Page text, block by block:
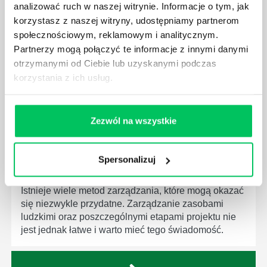
analizować ruch w naszej witrynie. Informacje o tym, jak
korzystasz z naszej witryny, udostępniamy partnerom
społecznościowym, reklamowym i analitycznym.
Partnerzy mogą połączyć te informacje z innymi danymi
otrzymanymi od Ciebie lub uzyskanymi podczas
korzystania z ich usług.
Zezwól na wszystkie
Spersonalizuj
JAK BRYGADZISTA MOŻE ROZWINĄĆ SWOJE
KOMPETENCJE MENEDŻERSKIE?
Menedżer to niezwykle ważne stanowisko w każdej
firmie. Osoba je pełniąca jest w pełni odpowiedzialna
za realizację działań podległych mu osób oraz
działu.
JAKĄ METODĘ ZARZĄDZANIA POWINIEN ZNAĆ
Istnieje wiele metod zarządzania, które mogą okazać
się niezwykle przydatne. Zarządzanie zasobami
ludzkimi oraz poszczególnymi etapami projektu nie
jest jednak łatwe i warto mieć tego świadomość.